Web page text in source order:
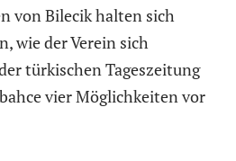
von Bilecik halten sich
wie der Verein sich
türkischen Tageszeitung
vier Möglichkeiten vor